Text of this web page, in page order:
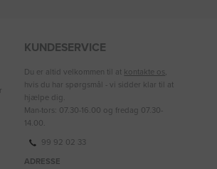
KUNDESERVICE
Du er altid velkommen til at kontakte os,
hvis du har spørgsmål - vi sidder klar til at
hjælpe dig.
Man-tors: 07.30-16.00 og fredag 07.30-
14.00.
99 92 02 33
ADRESSE